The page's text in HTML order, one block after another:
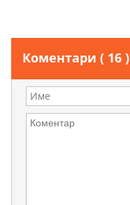
Коментари ( 16 )